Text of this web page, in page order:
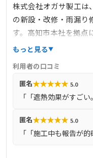
株式会社オガサ製工は
の新設・改修・雨漏り
す。高知市本社を拠点
庫・住宅・神社仏閣な
どの耐災害・省エネ工
定・多数資格保持、
着施工で品質を担保
です。
もっと見る
利用者の口コミ
匿名★★★★★ 5.0
「「遮熱効果がすご
匿名★★★★★ 5.0
「「施工中も報告が